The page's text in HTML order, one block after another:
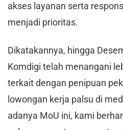
akses layanan serta
menjadi prioritas.
Dikatakannya, hingga
Komdigi telah menangani
terkait dengan penipuan
lowongan kerja palsu di
adanya MoU ini, kami